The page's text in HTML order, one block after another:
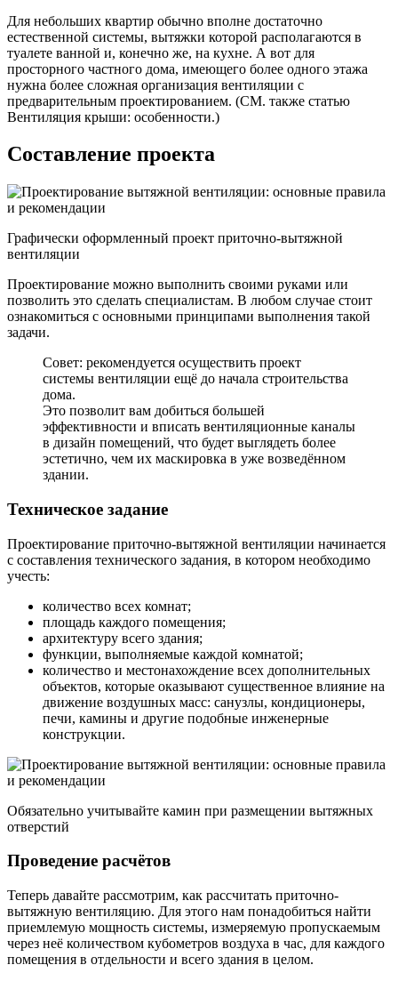
Для небольших квартир обычно вполне достаточно
естественной системы, вытяжки которой располагаются в
туалете ванной и, конечно же, на кухне. А вот для
просторного частного дома, имеющего более одного этажа
нужна более сложная организация вентиляции с
предварительным проектированием. (СМ. также статью
Вентиляция крыши: особенности.)
Составление проекта
Графически оформленный проект приточно-вытяжной
вентиляции
Проектирование можно выполнить своими руками или
позволить это сделать специалистам. В любом случае стоит
ознакомиться с основными принципами выполнения такой
задачи.
Совет: рекомендуется осуществить проект
системы вентиляции ещё до начала строительства
дома.
Это позволит вам добиться большей
эффективности и вписать вентиляционные каналы
в дизайн помещений, что будет выглядеть более
эстетично, чем их маскировка в уже возведённом
здании.
Техническое задание
Проектирование приточно-вытяжной вентиляции начинается
с составления технического задания, в котором необходимо
учесть:
количество всех комнат;
площадь каждого помещения;
архитектуру всего здания;
функции, выполняемые каждой комнатой;
количество и местонахождение всех дополнительных
объектов, которые оказывают существенное влияние на
движение воздушных масс: санузлы, кондиционеры,
печи, камины и другие подобные инженерные
конструкции.
Обязательно учитывайте камин при размещении вытяжных
отверстий
Проведение расчётов
Теперь давайте рассмотрим, как рассчитать приточно-
вытяжную вентиляцию. Для этого нам понадобиться найти
приемлемую мощность системы, измеряемую пропускаемым
через неё количеством кубометров воздуха в час, для каждого
помещения в отдельности и всего здания в целом.